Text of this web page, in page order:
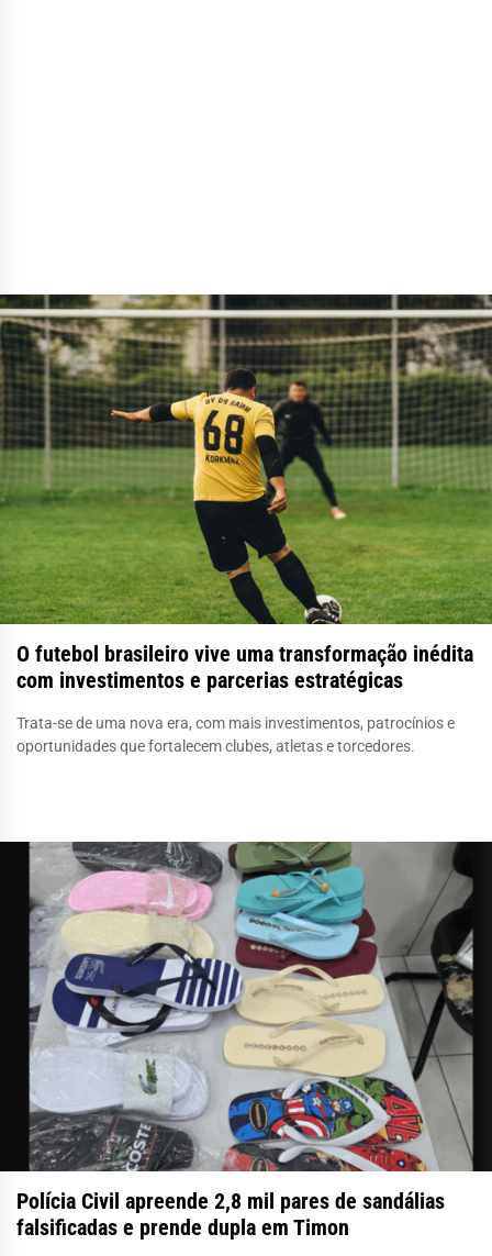
O futebol brasileiro vive uma transformação inédita
com investimentos e parcerias estratégicas
Trata-se de uma nova era, com mais investimentos, patrocínios e
oportunidades que fortalecem clubes, atletas e torcedores.
Polícia Civil apreende 2,8 mil pares de sandálias
falsificadas e prende dupla em Timon